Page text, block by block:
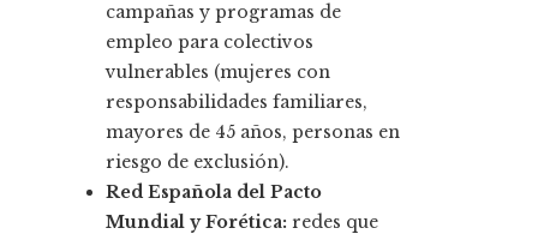
campañas y programas de
empleo para colectivos
vulnerables (mujeres con
responsabilidades familiares,
mayores de 45 años, personas en
riesgo de exclusión).
Red Española del Pacto
Mundial y Forética: redes que